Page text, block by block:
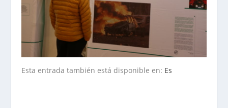
Esta entrada también está disponible en: Es